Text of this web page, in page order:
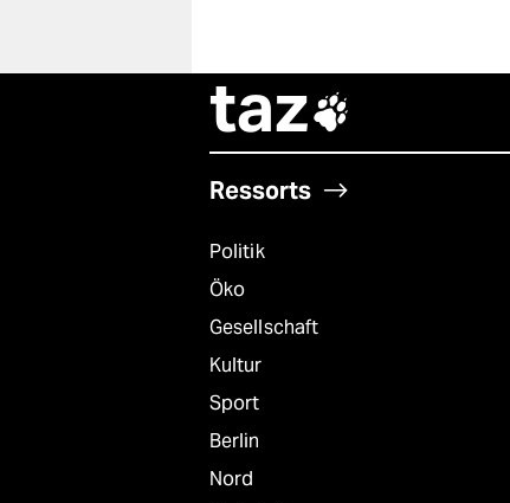
taz
Ressorts
Politik
Öko
Gesellschaft
Kultur
Sport
Berlin
Nord